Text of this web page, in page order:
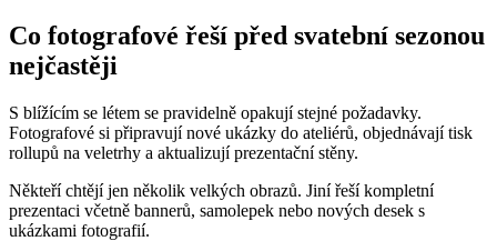
Co fotografové řeší před svatební sezonou
nejčastěji
S blížícím se létem se pravidelně opakují stejné požadavky.
Fotografové si připravují nové ukázky do ateliérů, objednávají tisk
rollupů na veletrhy a aktualizují prezentační stěny.
Někteří chtějí jen několik velkých obrazů. Jiní řeší kompletní
prezentaci včetně bannerů, samolepek nebo nových desek s
ukázkami fotografií.